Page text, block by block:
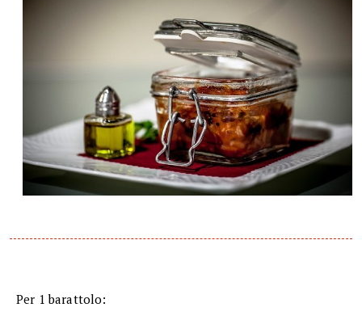
Per 1 barattolo: